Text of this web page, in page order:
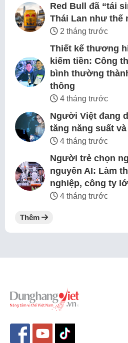
Red Bull đã “tái
Thái Lan như thế
2 tháng trước
Thiết kế thương
kiếm tiền: Công
bình thường
thông
4 tháng trước
Người Việt đang
tăng năng suất
4 tháng trước
Người trẻ chọn
nguyên AI: Làm
nghiệp, công ty
4 tháng trước
Thêm